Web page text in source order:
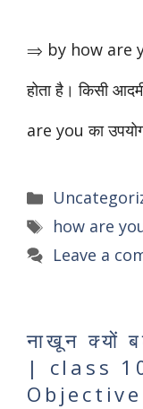
⇒ by how are
होता है। किसी
are you का
Categories
Tags
how are
Leave a
नाखून क्यों
| class
Objective